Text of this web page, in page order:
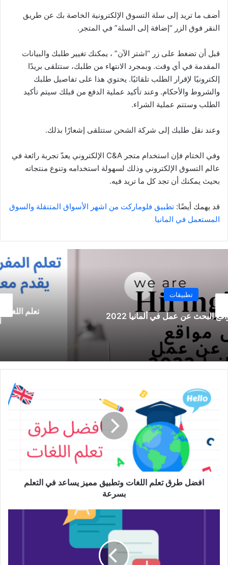
أضف ما تريد إلى سلة التسوق الإلكترونية الخاصة بك عن طريق
النقر فوق الزر “إضافة إلى السلة” في المتجر.
قبل أن تضغط على زر “اشتر الآن” ، يمكنك تغيير طلبك والبيانات
المقدمة في أي وقت. وبمجرد الانتهاء من طلبك، ستتلقى بريدًا
إلكترونيًا لإقرار الطلب تلقائيًا. يحتوي هذا على تفاصيل طلبك
والشروط والأحكام. وعند تأكيد عملية الدفع من قبلك سيتم تأكيد
الطلب وستتم عملية الشراء.
وعند نقل طلبك إلى شركة الشحن ستتلقى إشعارًا بذلك.
وفي الختام فإن استخدام متجر C&A الإلكتروني يعدّ تجربة رائعة في
عالم التسوق الإلكتروني وذلك لسهولة استخدامه وتنوع منتجاته
بحيث يمكنك أن تجد كل ما تريد فيه.
قد يهمك أيضًا: تطبيق فلوماركت من اشهر الأسواق المتنقلة والسوق
المستعمل في المانيا
تطبيقات
تعلم اللغة الالمانية للمبتدئين مع التطبيق الشامل لكل
المستويات وبطرق جديدة كليا
طرق
تعلم
مميز
يساعد
التعلم
بسرعةافضل طرق تعلم اللغات وتطبيق مميز يساعد في التعلم
بسرعة
تعلم